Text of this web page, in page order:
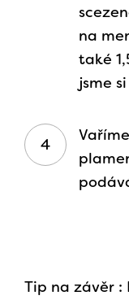
na
také
jsme
Tip na závěr :